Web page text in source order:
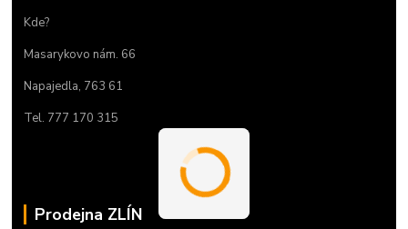
Kde?
Masarykovo nám. 66
Napajedla, 763 61
Tel. 777 170 315
Prodejna ZLÍN